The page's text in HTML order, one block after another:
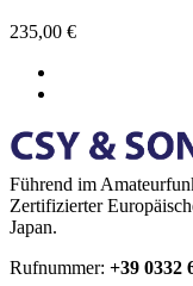
235,00 €
Führend im
Zertifizierter
Japan.
Rufnummer: +39 0332